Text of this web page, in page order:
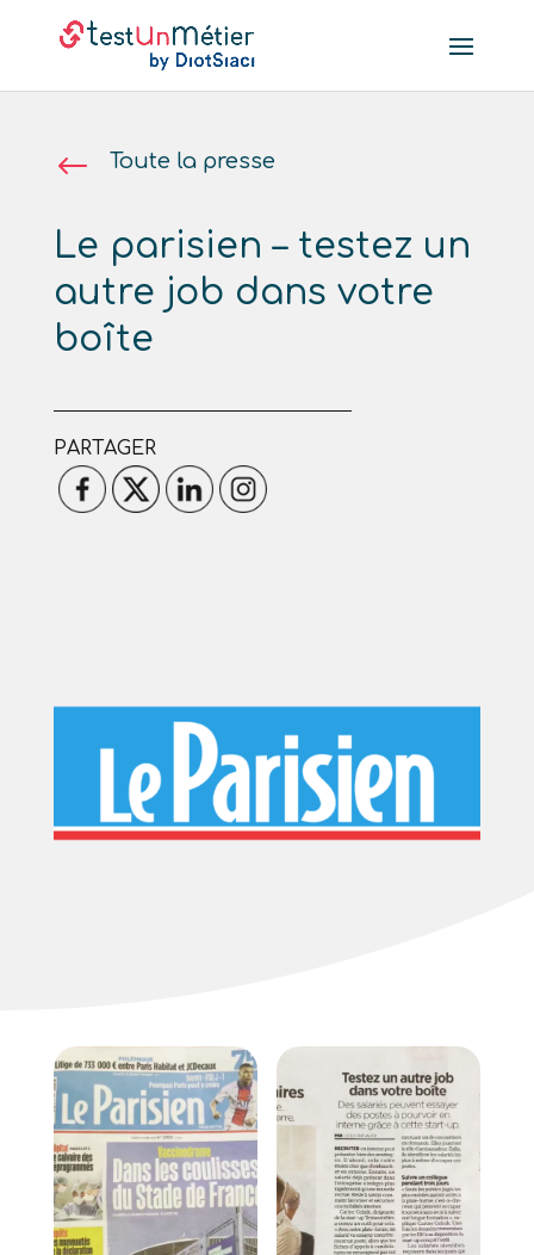
# Toute la presse
Le parisien – testez un
autre job dans votre
boîte
PARTAGER